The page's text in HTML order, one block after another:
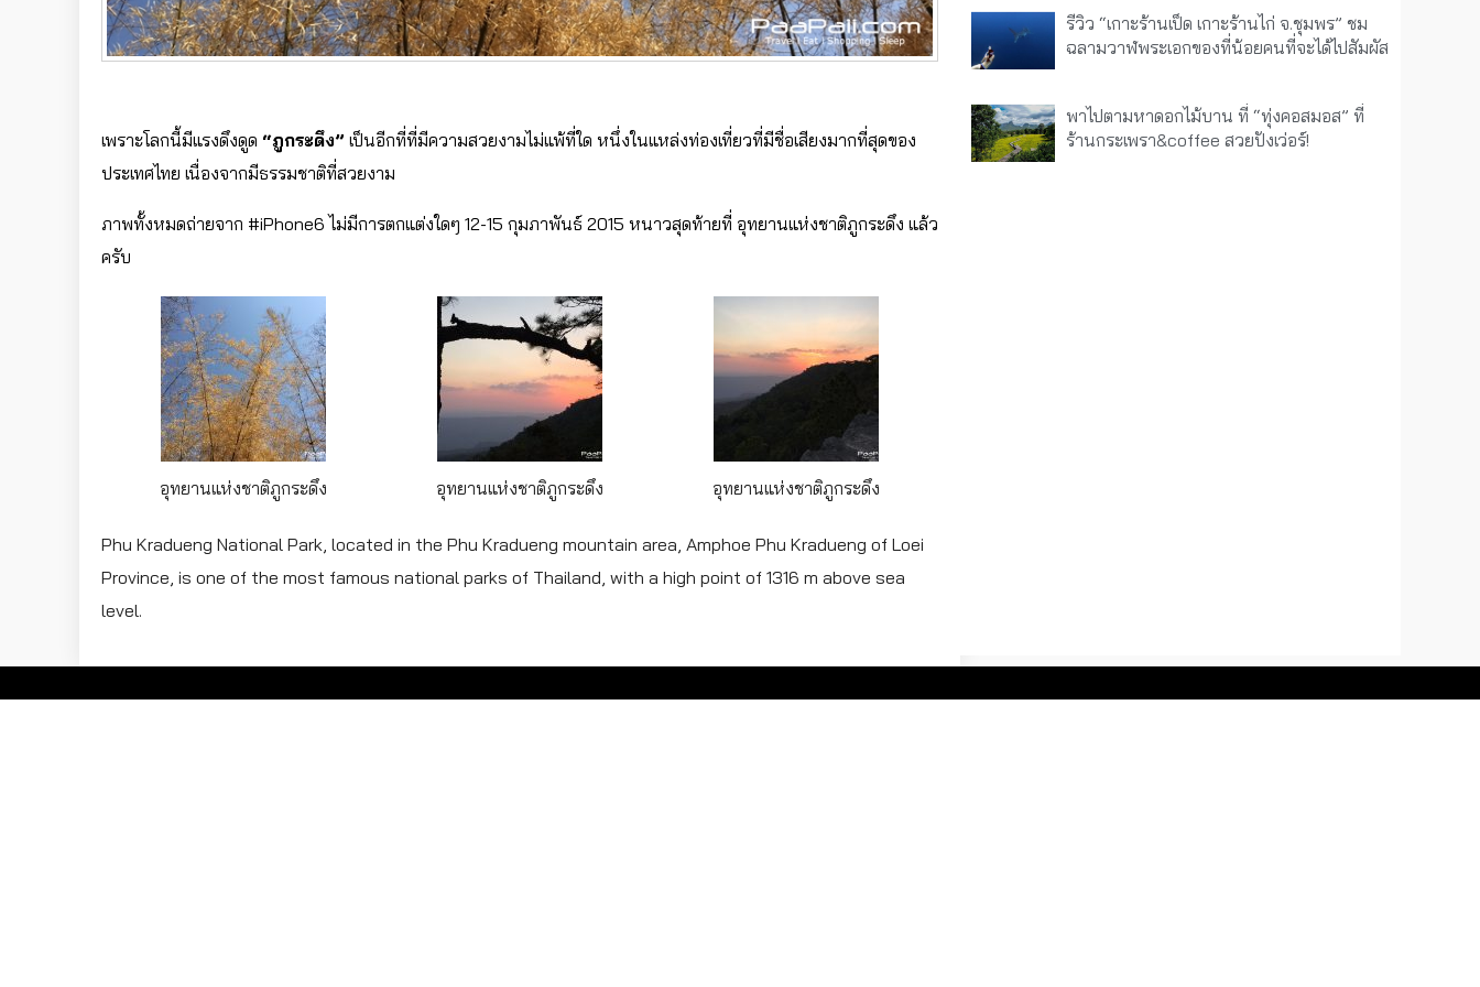
เพราะโลกนี้มีแรงดึงดูด “ภูกระดึง” เป็นอีกที่ที่มีความสวยงามไม่แพ้ที่ใด หนึ่งในแหล่งท่องเที่ยวที่มีชื่อเสียงมากที่สุดของ
ประเทศไทย เนื่องจากมีธรรมชาติที่สวยงาม
ภาพทั้งหมดถ่ายจาก ‪#‎iPhone6‬ ไม่มีการตกแต่งใดๆ 12-15 กุมภาพันธ์ 2015 หนาวสุดท้ายที่ อุทยานแห่งชาติภูกระดึง แล้ว
ครับ
อุทยานแห่งชาติภูกระดึง อุทยานแห่งชาติภูกระดึง อุทยานแห่งชาติภูกระดึง
Phu Kradueng National Park, located in the Phu Kradueng mountain area, Amphoe Phu Kradueng of Loei
Province, is one of the most famous national parks of Thailand, with a high point of 1316 m above sea
level.
รีวิว “เกาะร้านเป็ด เกาะร้านไก่ จ.ชุมพร” ชม
ฉลามวาฬพระเอกของที่น้อยคนที่จะได้ไปสัมผัส
พาไปตามหาดอกไม้บาน ที่ “ทุ่งคอสมอส” ที่
ร้านกระเพรา&coffee สวยปังเว่อร์!